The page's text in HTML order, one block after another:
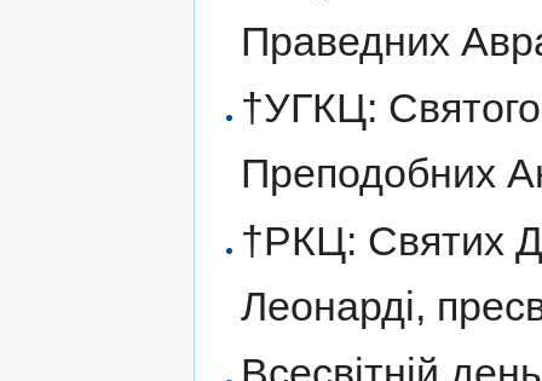
Праведних
†УГКЦ:
Преподобних
†РКЦ: Святих
Леонарді,